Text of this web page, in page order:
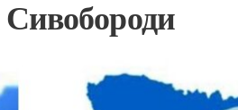
Сивобороди